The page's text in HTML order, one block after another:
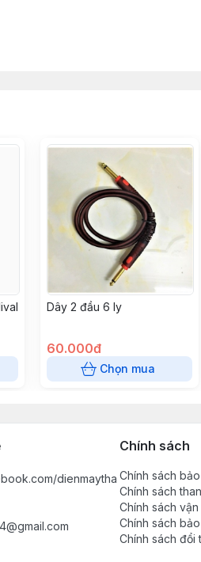
Dây 2 đầu 6 ly
60.000đ
Chọn mua
dienmaytha
Chính sách
Chính sách
Chính sách
Chính sách
Chính sách
Chính sách đổi